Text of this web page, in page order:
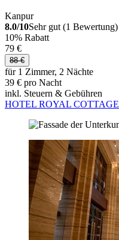
Kanpur
8.0/10Sehr gut (1 Bewertung)
10% Rabatt
79 €
88 €
für 1 Zimmer, 2 Nächte
39 € pro Nacht
inkl. Steuern & Gebühren
HOTEL ROYAL COTTAGE